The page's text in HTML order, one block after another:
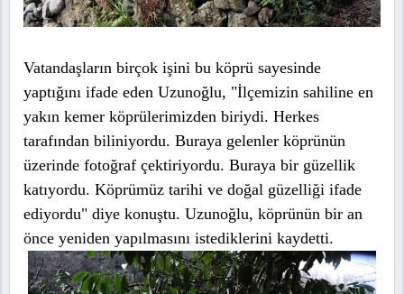
Vatandaşların birçok işini bu köprü sayesinde
yaptığını ifade eden Uzunoğlu, "İlçemizin sahiline en
yakın kemer köprülerimizden biriydi. Herkes
tarafından biliniyordu. Buraya gelenler köprünün
üzerinde fotoğraf çektiriyordu. Buraya bir güzellik
katıyordu. Köprümüz tarihi ve doğal güzelliği ifade
ediyordu" diye konuştu. Uzunoğlu, köprünün bir an
önce yeniden yapılmasını istediklerini kaydetti.